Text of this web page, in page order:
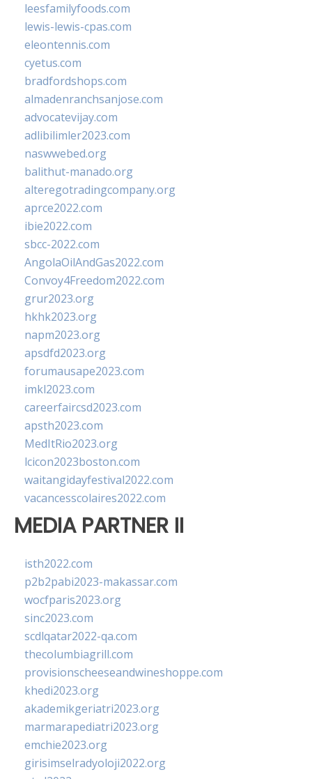
leesfamilyfoods.com
lewis-lewis-cpas.com
eleontennis.com
cyetus.com
bradfordshops.com
almadenranchsanjose.com
advocatevijay.com
adlibilimler2023.com
naswwebed.org
balithut-manado.org
alteregotradingcompany.org
aprce2022.com
ibie2022.com
sbcc-2022.com
AngolaOilAndGas2022.com
Convoy4Freedom2022.com
grur2023.org
hkhk2023.org
napm2023.org
apsdfd2023.org
forumausape2023.com
imkl2023.com
careerfaircsd2023.com
apsth2023.com
MedItRio2023.org
lcicon2023boston.com
waitangidayfestival2022.com
vacancesscolaires2022.com
MEDIA PARTNER II
isth2022.com
p2b2pabi2023-makassar.com
wocfparis2023.org
sinc2023.com
scdlqatar2022-qa.com
thecolumbiagrill.com
provisionscheeseandwineshoppe.com
khedi2023.org
akademikgeriatri2023.org
marmarapediatri2023.org
emchie2023.org
girisimselradyoloji2022.org